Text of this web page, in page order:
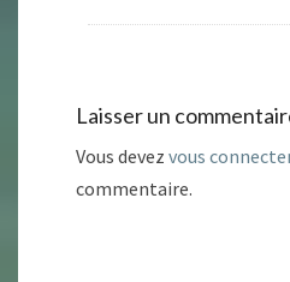
Laisser un
Vous devez vous
commentaire.